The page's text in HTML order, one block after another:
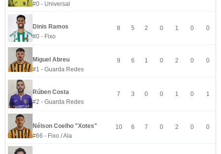
#0 - Universal
Dinis Ramos
#0 - Fixo
8 5 2 0 1 0 0
Miguel Abreu
#1 - Guarda Redes
9 6 1 0 2 0 0
Rúben Costa
#2 - Guarda Redes
7 3 0 0 1 0 1
Nélson Coelho "Xotes"
#66 - Fixo / Ala
10 6 7 0 2 0 0